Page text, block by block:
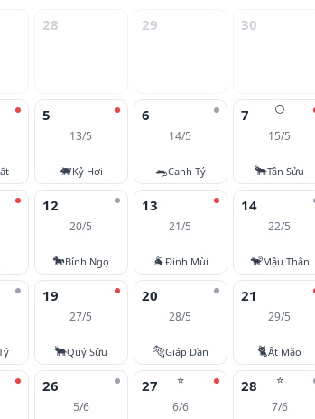
28 29 30
5
13/5
🐖Kỷ Hợi
6
14/5
🐀Canh Tý
🌕
7
15/5
🐂Tân Sửu
12
20/5
🐎Bính Ngọ
13
21/5
🐐Đinh Mùi
14
22/5
🐒Mậu Thân
19
27/5
🐂Quý Sửu
20
28/5
🐅Giáp Dần
21
29/5
🐈Ất Mão
26
5/6
⭐
27
6/6
⭐
28
7/6